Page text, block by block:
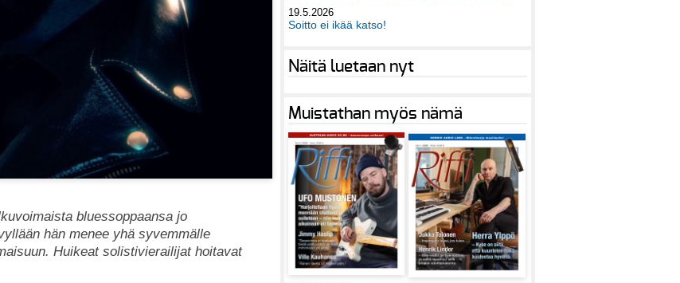
bluessoppaansa jo
hän menee yhä syvemmälle
Huikeat solistivierailijat hoitavat
19.5.2026
Soitto ei ikää katso!
Näitä luetaan nyt
Muistathan myös nämä